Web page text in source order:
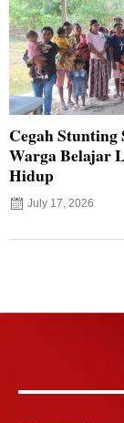
Cegah
Warga Belajar
Hidup
July 17, 2026